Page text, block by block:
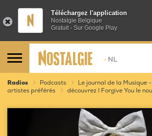
Téléchargez l'application
Nostalgie Belgique
Gratuit - Sur Google Play
> NL
Radios Podcasts
Le journal de la Musique
artistes préférés
découvrez I Forgive You le